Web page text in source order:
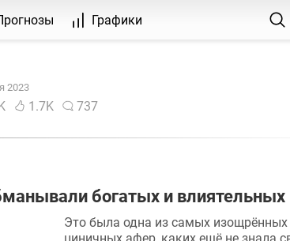
Графики
2023
1.7K 737
богатых и влиятельных
Это была одна из самых изощрённых